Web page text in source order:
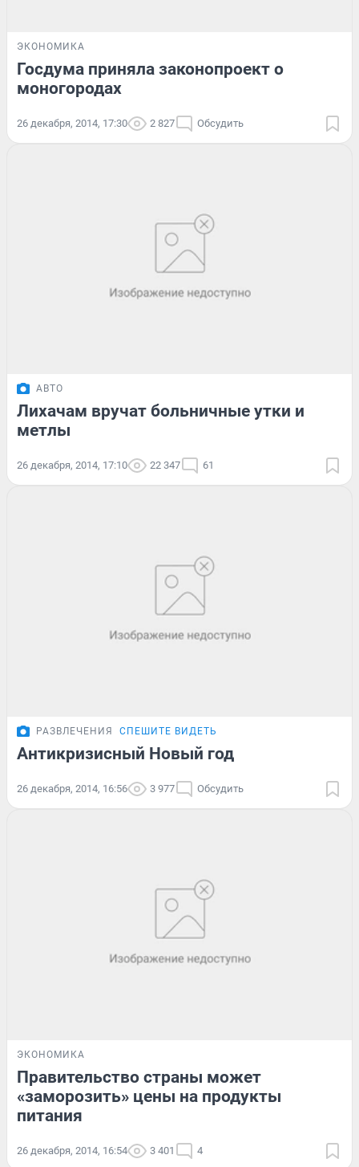
ЭКОНОМИКА
Госдума приняла законопроект о
моногородах
26 декабря, 2014, 17:30 2 827 Обсудить
АВТО
Лихачам вручат больничные утки и
метлы
26 декабря, 2014, 17:10 22 347 61
РАЗВЛЕЧЕНИЯ СПЕШИТЕ ВИДЕТЬ
Антикризисный Новый год
26 декабря, 2014, 16:56 3 977 Обсудить
ЭКОНОМИКА
Правительство страны может
«заморозить» цены на продукты
питания
26 декабря, 2014, 16:54 3 401 4